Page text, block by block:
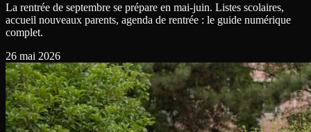
La rentrée de septembre se prépare en mai-juin. Listes scolaires,
accueil nouveaux parents, agenda de rentrée : le guide numérique
complet.
26 mai 2026